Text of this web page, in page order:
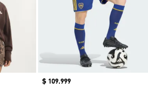
Precio
$ 109.999